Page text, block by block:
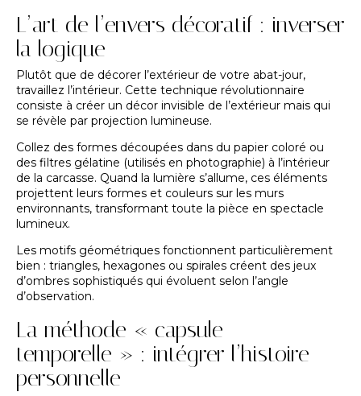
L’art de l’envers décoratif : inverser
la logique
Plutôt que de décorer l’extérieur de votre abat-jour,
travaillez l’intérieur. Cette technique révolutionnaire
consiste à créer un décor invisible de l’extérieur mais qui
se révèle par projection lumineuse.
Collez des formes découpées dans du papier coloré ou
des filtres gélatine (utilisés en photographie) à l’intérieur
de la carcasse. Quand la lumière s’allume, ces éléments
projettent leurs formes et couleurs sur les murs
environnants, transformant toute la pièce en spectacle
lumineux.
Les motifs géométriques fonctionnent particulièrement
bien : triangles, hexagones ou spirales créent des jeux
d’ombres sophistiqués qui évoluent selon l’angle
d’observation.
La méthode « capsule
temporelle » : intégrer l’histoire
personnelle